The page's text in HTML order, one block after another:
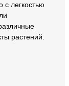
с легкостью
растений.